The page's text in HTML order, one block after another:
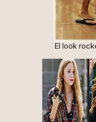
El look